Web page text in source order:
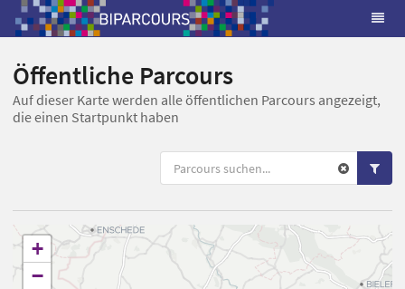
Öffentliche Parcours
Auf dieser Karte werden alle öffentlichen Parcours angezeigt,
die einen Startpunkt haben
+
−